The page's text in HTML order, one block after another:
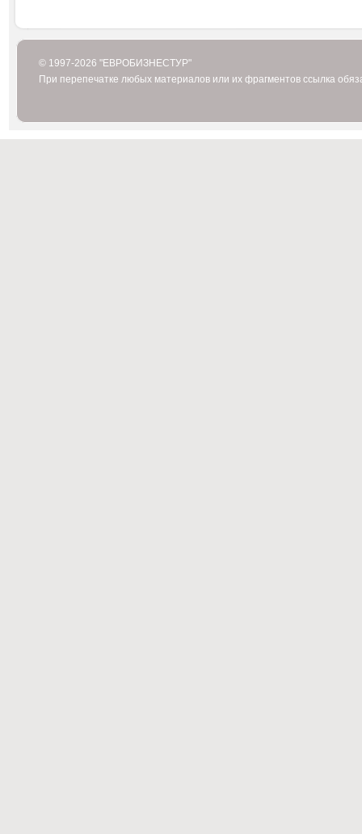
© 1997-2026 "ЕВРОБИЗНЕСТУР"
При перепечатке любых материалов или их фрагментов ссылка